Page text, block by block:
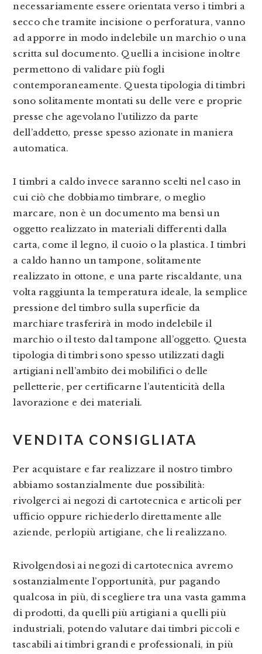
necessariamente essere orientata verso i timbri a
secco che tramite incisione o perforatura, vanno
ad apporre in modo indelebile un marchio o una
scritta sul documento. Quelli a incisione inoltre
permettono di validare più fogli
contemporaneamente. Questa tipologia di timbri
sono solitamente montati su delle vere e proprie
presse che agevolano l’utilizzo da parte
dell’addetto, presse spesso azionate in maniera
automatica.
I timbri a caldo invece saranno scelti nel caso in
cui ciò che dobbiamo timbrare, o meglio
marcare, non è un documento ma bensì un
oggetto realizzato in materiali differenti dalla
carta, come il legno, il cuoio o la plastica. I timbri
a caldo hanno un tampone, solitamente
realizzato in ottone, e una parte riscaldante, una
volta raggiunta la temperatura ideale, la semplice
pressione del timbro sulla superficie da
marchiare trasferirà in modo indelebile il
marchio o il testo dal tampone all’oggetto. Questa
tipologia di timbri sono spesso utilizzati dagli
artigiani nell’ambito dei mobilifici o delle
pelletterie, per certificarne l’autenticità della
lavorazione e dei materiali.
VENDITA CONSIGLIATA
Per acquistare e far realizzare il nostro timbro
abbiamo sostanzialmente due possibilità:
rivolgerci ai negozi di cartotecnica e articoli per
ufficio oppure richiederlo direttamente alle
aziende, perlopiù artigiane, che li realizzano.
Rivolgendosi ai negozi di cartotecnica avremo
sostanzialmente l’opportunità, pur pagando
qualcosa in più, di scegliere tra una vasta gamma
di prodotti, da quelli più artigiani a quelli più
industriali, potendo valutare dai timbri piccoli e
tascabili ai timbri grandi e professionali, in più